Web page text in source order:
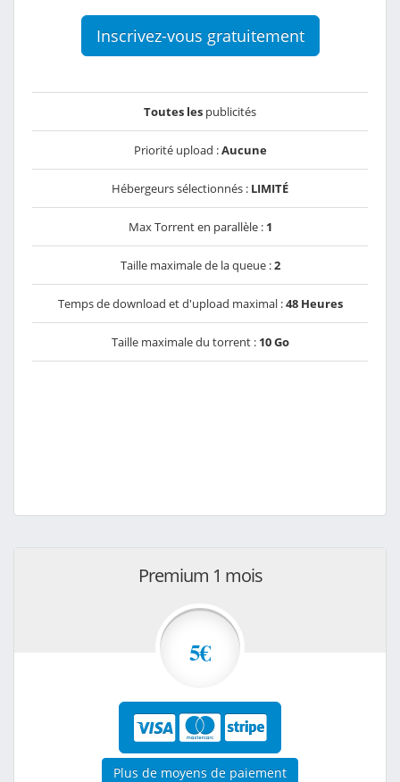
Inscrivez-vous gratuitement
Toutes les publicités
Priorité upload :Aucune
Hébergeurs sélectionnés : LIMITÉ
Max Torrent en parallèle : 1
Taille maximale de la queue :2
Temps de download et d'upload maximal :48 Heures
Taille maximale du torrent : 10 Go
Premium 1 mois
5€
Plus de moyens de paiement